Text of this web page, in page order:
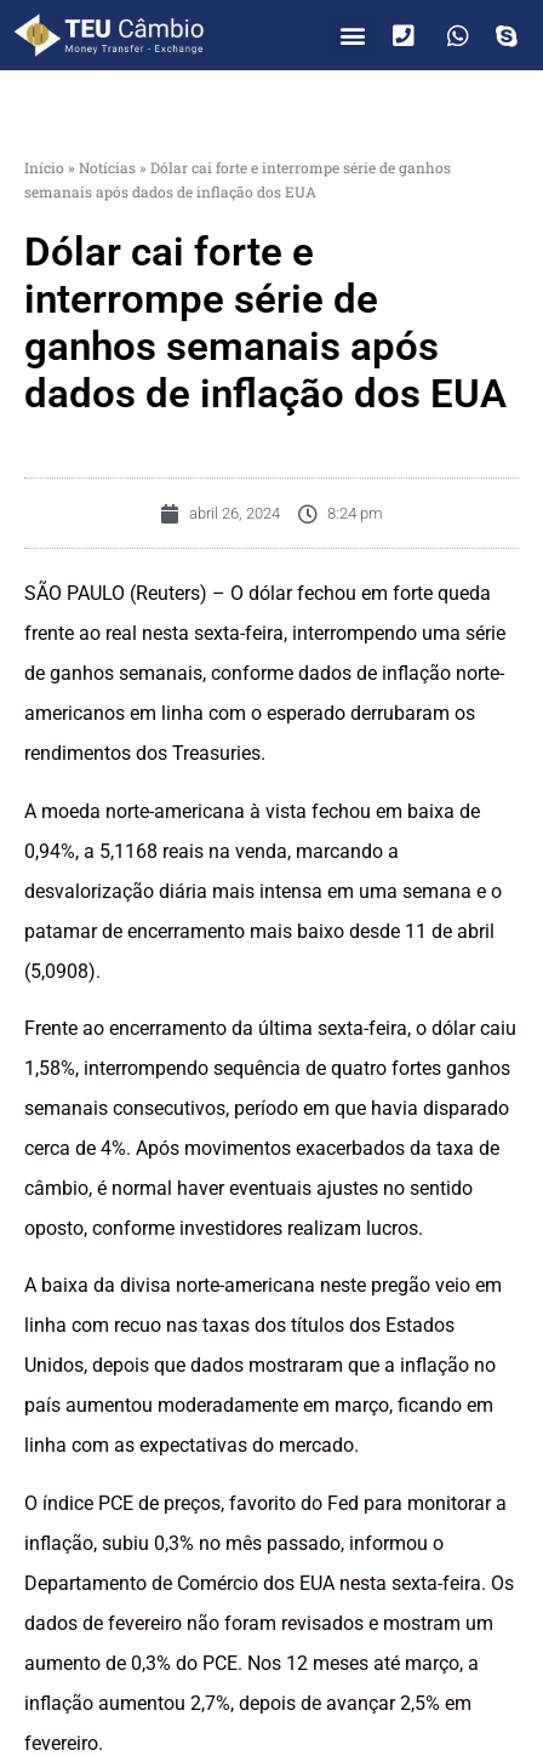
Início » Notícias » Dólar cai forte e interrompe série de ganhos
semanais após dados de inflação dos EUA
Dólar cai forte e
interrompe série de
ganhos semanais após
dados de inflação dos EUA
abril 26, 2024 8:24 pm
SÃO PAULO (Reuters) – O dólar fechou em forte queda
frente ao real nesta sexta-feira, interrompendo uma série
de ganhos semanais, conforme dados de inflação norte-
americanos em linha com o esperado derrubaram os
rendimentos dos Treasuries.
A moeda norte-americana à vista fechou em baixa de
0,94%, a 5,1168 reais na venda, marcando a
desvalorização diária mais intensa em uma semana e o
patamar de encerramento mais baixo desde 11 de abril
(5,0908).
Frente ao encerramento da última sexta-feira, o dólar caiu
1,58%, interrompendo sequência de quatro fortes ganhos
semanais consecutivos, período em que havia disparado
cerca de 4%. Após movimentos exacerbados da taxa de
câmbio, é normal haver eventuais ajustes no sentido
oposto, conforme investidores realizam lucros.
A baixa da divisa norte-americana neste pregão veio em
linha com recuo nas taxas dos títulos dos Estados
Unidos, depois que dados mostraram que a inflação no
país aumentou moderadamente em março, ficando em
linha com as expectativas do mercado.
O índice PCE de preços, favorito do Fed para monitorar a
inflação, subiu 0,3% no mês passado, informou o
Departamento de Comércio dos EUA nesta sexta-feira. Os
dados de fevereiro não foram revisados e mostram um
aumento de 0,3% do PCE. Nos 12 meses até março, a
inflação aumentou 2,7%, depois de avançar 2,5% em
fevereiro.